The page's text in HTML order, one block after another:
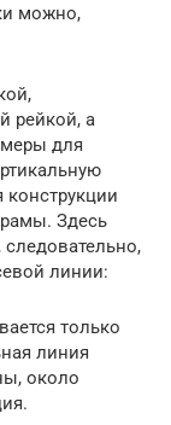
можно,
рейкой, а
для
рамы. Здесь
следовательно,
линии:
только
линия
около